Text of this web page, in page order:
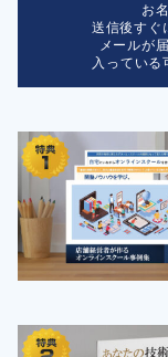
お
送信後すぐ
メールが
入っている